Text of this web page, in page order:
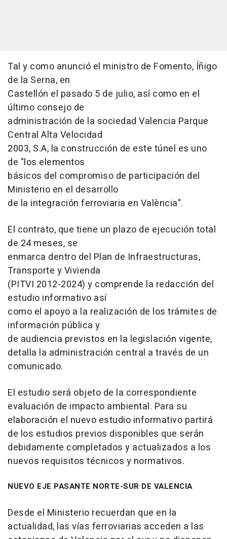
Tal y como anunció el ministro de Fomento, Íñigo
de la Serna, en
Castellón el pasado 5 de julio, así como en el
último consejo de
administración de la sociedad Valencia Parque
Central Alta Velocidad
2003, S.A, la construcción de este túnel es uno
de "los elementos
básicos del compromiso de participación del
Ministerio en el desarrollo
de la integración ferroviaria en València".
El contrato, que tiene un plazo de ejecución total
de 24 meses, se
enmarca dentro del Plan de Infraestructuras,
Transporte y Vivienda
(PITVI 2012-2024) y comprende la redacción del
estudio informativo así
como el apoyo a la realización de los trámites de
información pública y
de audiencia previstos en la legislación vigente,
detalla la administración central a través de un
comunicado.
El estudio será objeto de la correspondiente
evaluación de impacto ambiental. Para su
elaboración el nuevo estudio informativo partirá
de los estudios previos disponibles que serán
debidamente completados y actualizados a los
nuevos requisitos técnicos y normativos.
NUEVO EJE PASANTE NORTE-SUR DE VALENCIA
Desde el Ministerio recuerdan que en la
actualidad, las vías ferroviarias acceden a las